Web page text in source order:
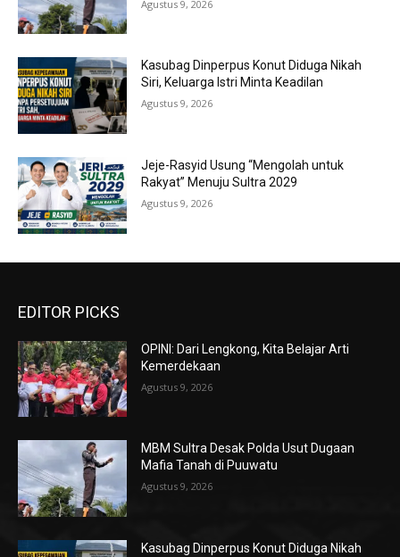
Agustus 9, 2026
Kasubag Dinperpus Konut Diduga Nikah
Siri, Keluarga Istri Minta Keadilan
Agustus 9, 2026
Jeje-Rasyid Usung “Mengolah untuk
Rakyat” Menuju Sultra 2029
Agustus 9, 2026
EDITOR PICKS
OPINI: Dari Lengkong, Kita Belajar Arti
Kemerdekaan
Agustus 9, 2026
MBM Sultra Desak Polda Usut Dugaan
Mafia Tanah di Puuwatu
Agustus 9, 2026
Kasubag Dinperpus Konut Diduga Nikah